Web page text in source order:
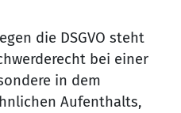
die DSGVO steht
bei einer
in dem
Aufenthalts,